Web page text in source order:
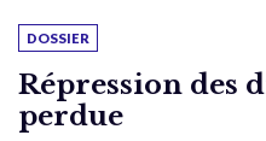
DOSSIER
Répression des
perdue